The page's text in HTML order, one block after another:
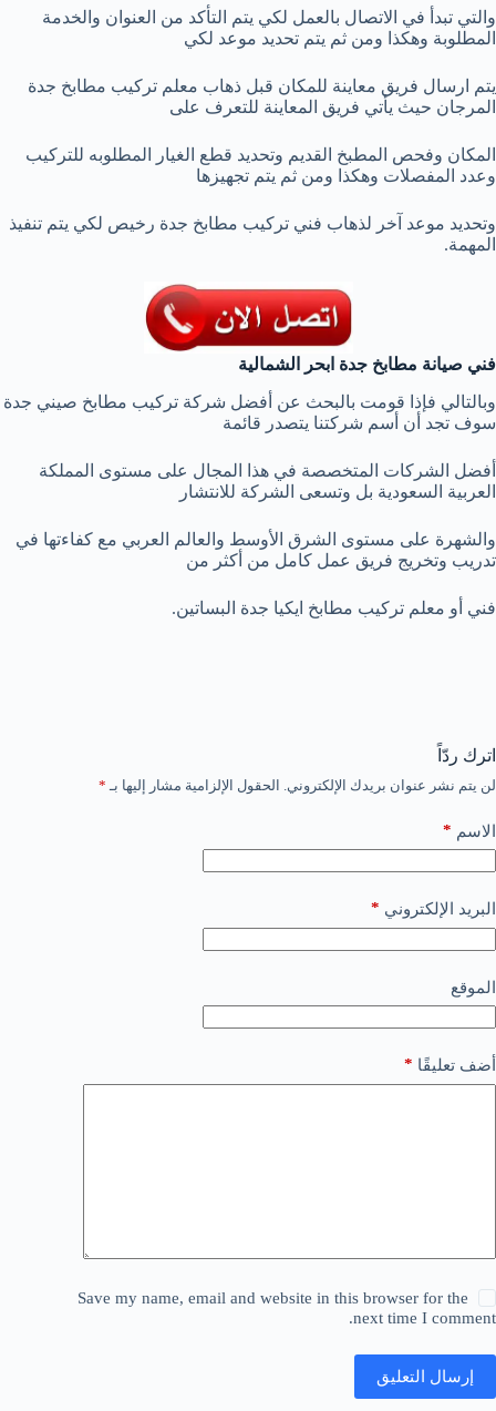
والتي تبدأ في الاتصال بالعمل لكي يتم التأكد من العنوان والخدمة
المطلوبة وهكذا ومن ثم يتم تحديد موعد لكي
يتم ارسال فريق معاينة للمكان قبل ذهاب معلم تركيب مطابخ جدة
المرجان حيث يأتي فريق المعاينة للتعرف على
المكان وفحص المطبخ القديم وتحديد قطع الغيار المطلوبه للتركيب
وعدد المفصلات وهكذا ومن ثم يتم تجهيزها
وتحديد موعد آخر لذهاب فني تركيب مطابخ جدة رخيص لكي يتم تنفيذ
المهمة.
فني صيانة مطابخ جدة ابحر الشمالية
وبالتالي فإذا قومت بالبحث عن أفضل شركة تركيب مطابخ صيني جدة
سوف تجد أن أسم شركتنا يتصدر قائمة
أفضل الشركات المتخصصة في هذا المجال على مستوى المملكة
العربية السعودية بل وتسعى الشركة للانتشار
والشهرة على مستوى الشرق الأوسط والعالم العربي مع كفاءتها في
تدريب وتخريج فريق عمل كامل من أكثر من
فني أو معلم تركيب مطابخ ايكيا جدة البساتين.
اترك ردّاً
لن يتم نشر عنوان بريدك الإلكتروني. الحقول الإلزامية مشار إليها بـ *
الاسم *
البريد الإلكتروني *
الموقع
أضف تعليقًا *
Save my name, email and website in this browser for the
next time I comment.
إرسال التعليق